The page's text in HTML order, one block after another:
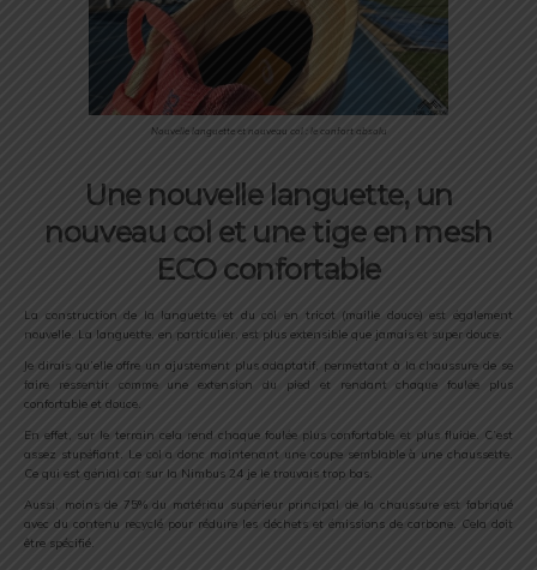
Nouvelle languette et nouveau col : le confort absolu
Une nouvelle languette, un
nouveau col et une tige en mesh
ECO confortable
La construction de la languette et du col en tricot (maille douce) est également
nouvelle. La languette, en particulier, est plus extensible que jamais et super douce.
Je dirais qu’elle offre un ajustement plus adaptatif, permettant à la chaussure de se
faire ressentir comme une extension du pied et rendant chaque foulée plus
confortable et douce.
En effet, sur le terrain cela rend chaque foulée plus confortable et plus fluide. C’est
assez stupéfiant. Le col a donc maintenant une coupe semblable à une chaussette.
Ce qui est génial car sur la Nimbus 24 je le trouvais trop bas.
Aussi, moins de 75% du matériau supérieur principal de la chaussure est fabriqué
avec du contenu recyclé pour réduire les déchets et émissions de carbone. Cela doit
être spécifié.